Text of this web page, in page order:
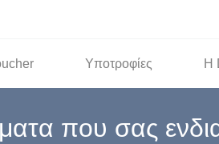
Υποτροφίες Η
που σας